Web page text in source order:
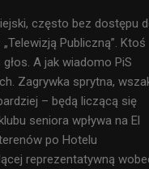
często bez dostępu
Publiczną”. Ktoś
A jak wiadomo PiS
Zagrywka sprytna,
– będą liczącą się
seniora wpływa na El
po Hotelu
reprezentatywną